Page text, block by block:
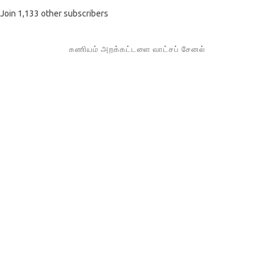
Join 1,133 other subscribers
கணியம் அறக்கட்டளை வாட்சப் சேனல்